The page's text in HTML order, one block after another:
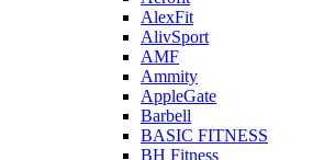
AlexFit
AlivSport
AMF
Ammity
AppleGate
Barbell
BASIC FITNESS
BH Fitness